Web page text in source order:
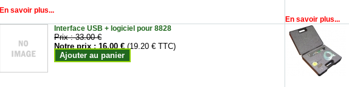
En savoir plus...
En savoir plus...
Interface USB + logiciel pour 8828
Prix :33.00 €
Notre prix :16.00 € (19.20 € TTC)
Ajouter au panier